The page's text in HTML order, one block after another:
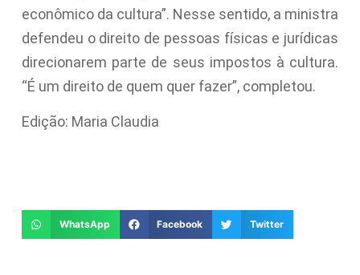
econômico da cultura”. Nesse sentido, a ministra
defendeu o direito de pessoas físicas e jurídicas
direcionarem parte de seus impostos à cultura.
“É um direito de quem quer fazer”, completou.
Edição: Maria Claudia
WhatsApp Facebook Twitter